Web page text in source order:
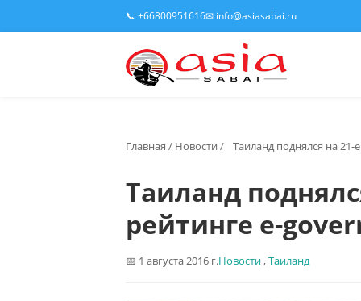
📞 +66800951616✉ info@asiasabai.ru
Главная / Новости / Таиланд поднялся на
Таиланд
рейтинге e-
1 августа 2016 г.Новости,Таиланд